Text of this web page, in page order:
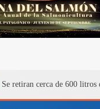
Se retiran cerca de 600